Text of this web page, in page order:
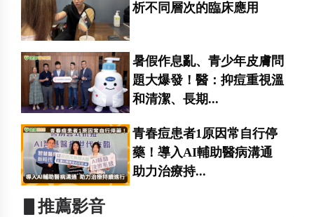
析不同層次的臨床應用
暑假作息亂、青少年皮膚問
題大爆發！醫：抑痘重視溫
和清潔、長期...
青春痘患者1原因常自行停
藥！導入AI輔助醫病溝通
助力治療持...
▋推薦影音